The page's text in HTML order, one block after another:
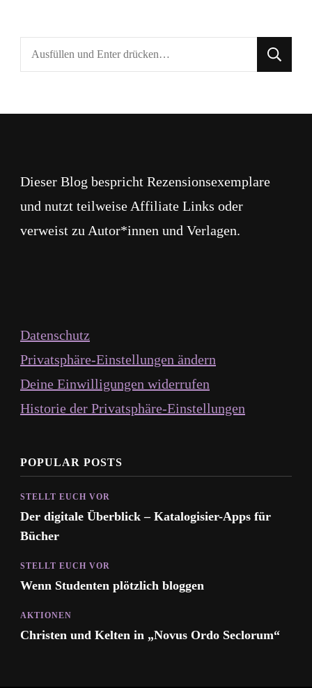
Suchst
du
Dieser Blog bespricht Rezensionsexemplare
und nutzt teilweise Affiliate Links oder
verweist zu Autor*innen und Verlagen.
Datenschutz
Privatsphäre-Einstellungen ändern
Deine Einwilligungen widerrufen
Historie der Privatsphäre-Einstellungen
POPULAR POSTS
STELLT EUCH VOR
Der digitale Überblick – Katalogisier-Apps für
Bücher
STELLT EUCH VOR
Wenn Studenten plötzlich bloggen
AKTIONEN
Christen und Kelten in „Novus Ordo Seclorum“